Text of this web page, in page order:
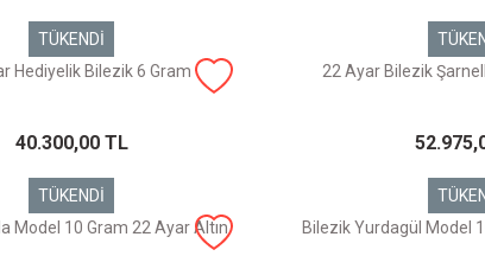
TÜKENDİ
Hediyelik Bilezik 6 Gram
40.300,00 TL
22 Ayar Bilezik
TÜKENDİ
Model 10 Gram 22 Ayar Altın
Bilezik Yurdagül Model